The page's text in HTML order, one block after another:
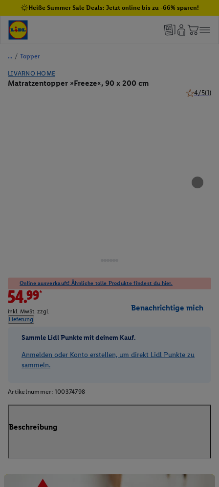
Heiße Summer Sale Deals: Jetzt online bis zu -66% sparen!
/ Topper
LIVARNO HOME
Matratzentopper »Freeze«, 90 x 200 cm
4/5(1)
Online ausverkauft! Ähnliche tolle Produkte findest du hier.
54.99*
inkl. MwSt. zzgl.
Lieferung
Benachrichtige mich
Sammle Lidl Punkte mit deinem Kauf.
Anmelden oder Konto erstellen, um direkt Lidl Punkte zu
sammeln.
Artikelnummer: 100374798
Beschreibung